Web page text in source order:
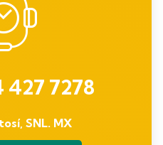
427 7278
SNL. MX